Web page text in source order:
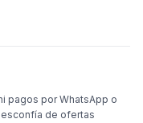
pagos por WhatsApp o
de ofertas